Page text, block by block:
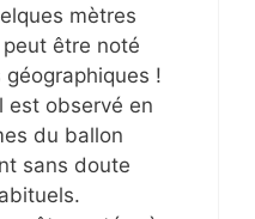
mètres
être noté
!
est observé en
du ballon
sans doute